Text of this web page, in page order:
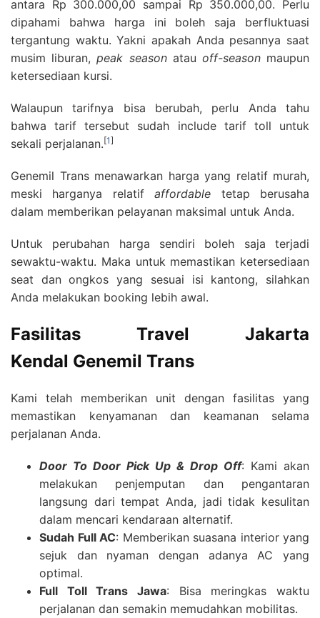
antara Rp 300.000,00 sampai Rp 350.000,00. Perlu
dipahami bahwa harga ini boleh saja berfluktuasi
tergantung waktu. Yakni apakah Anda pesannya saat
musim liburan,peak seasonatau off-seasonmaupun
ketersediaan kursi.
Walaupun tarifnya bisa berubah, perlu Anda tahu
bahwa tarif tersebut sudah include tarif toll untuk
sekali perjalanan.[1]
Genemil Trans menawarkan harga yang relatif murah,
meski harganya relatifaffordable tetap berusaha
dalam memberikan pelayanan maksimal untuk Anda.
Untuk perubahan harga sendiri boleh saja terjadi
sewaktu-waktu. Maka untuk memastikan ketersediaan
seat dan ongkos yang sesuai isi kantong, silahkan
Anda melakukan booking lebih awal.
Fasilitas Travel Jakarta
Kendal Genemil Trans
Kami telah memberikan unit dengan fasilitas yang
memastikan kenyamanan dan keamanan selama
perjalanan Anda.
Door To Door Pick Up & Drop Off: Kami akan
melakukan penjemputan dan pengantaran
langsung dari tempat Anda, jadi tidak kesulitan
dalam mencari kendaraan alternatif.
Sudah Full AC: Memberikan suasana interior yang
sejuk dan nyaman dengan adanya AC yang
optimal.
Full Toll Trans Jawa: Bisa meringkas waktu
perjalanan dan semakin memudahkan mobilitas.